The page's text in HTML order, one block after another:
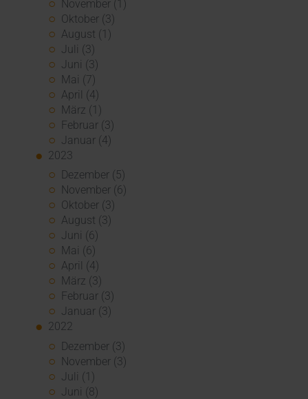
November (1)
Oktober (3)
August (1)
Juli (3)
Juni (3)
Mai (7)
April (4)
März (1)
Februar (3)
Januar (4)
2023
Dezember (5)
November (6)
Oktober (3)
August (3)
Juni (6)
Mai (6)
April (4)
März (3)
Februar (3)
Januar (3)
2022
Dezember (3)
November (3)
Juli (1)
Juni (8)